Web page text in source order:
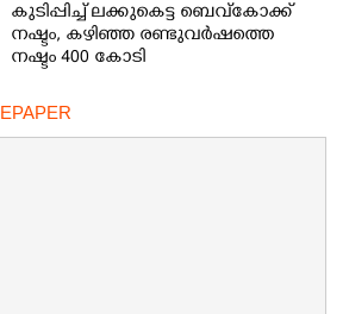
കുടിപ്പിച്ച് ലക്കുകെട്ട ബെവ്കോക്ക്
നഷ്ടം,​ കഴിഞ്ഞ രണ്ടുവർഷത്തെ
നഷ്ടം 400 കോടി
EPAPER